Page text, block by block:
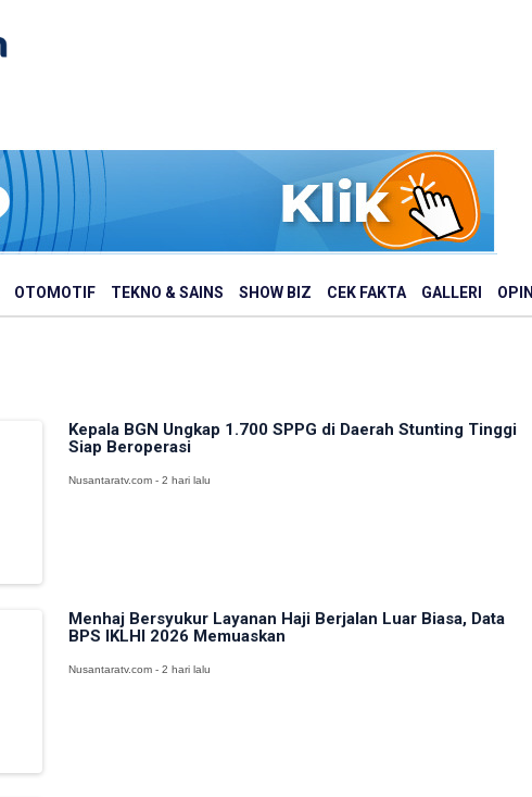
OTOMOTIF TEKNO & SAINS SHOW BIZ CEK FAKTA GALLERI OPINI
Kepala BGN Ungkap 1.700 SPPG di Daerah Stunting Tinggi
Siap Beroperasi
Nusantaratv.com - 2 hari lalu
Menhaj Bersyukur Layanan Haji Berjalan Luar Biasa, Data
BPS IKLHI 2026 Memuaskan
Nusantaratv.com - 2 hari lalu